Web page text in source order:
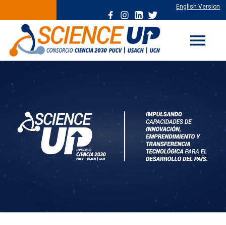
English Version
menu